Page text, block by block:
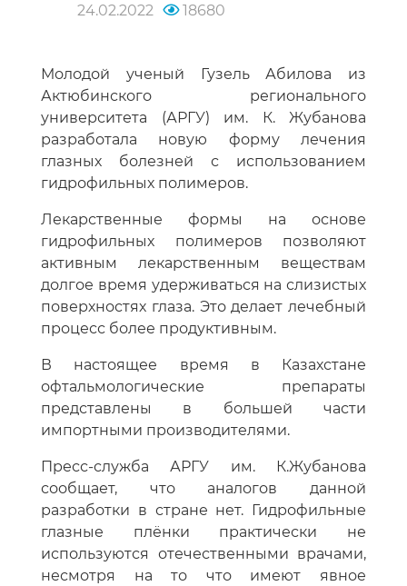
24.02.2022 18680
Молодой ученый Гузель Абилова из
Актюбинского регионального
университета (АРГУ) им. К. Жубанова
разработала новую форму лечения
глазных болезней с использованием
гидрофильных полимеров.
Лекарственные формы на основе
гидрофильных полимеров позволяют
активным лекарственным веществам
долгое время удерживаться на слизистых
поверхностях глаза. Это делает лечебный
процесс более продуктивным.
В настоящее время в Казахстане
офтальмологические препараты
представлены в большей части
импортными производителями.
Пресс-служба АРГУ им. К.Жубанова
сообщает, что аналогов данной
разработки в стране нет. Гидрофильные
глазные плёнки практически не
используются отечественными врачами,
несмотря на то что имеют явное